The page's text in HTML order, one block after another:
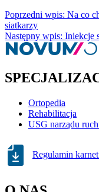
Poprzedni wpis: Na co
siatkarzy
Następny wpis: Iniekcje
Ortopedia
Rehabilitacja
USG narządu
Regulamin